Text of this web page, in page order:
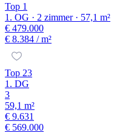
Top 1
1. OG · 2 zimmer · 57,1 m²
€ 479.000
€ 8.384 / m²
Top 23
1. DG
3
59,1 m²
€ 9.631
€ 569.000